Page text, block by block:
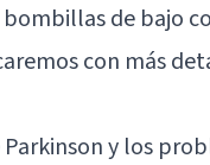
de bajo
con más
Parkinson y los